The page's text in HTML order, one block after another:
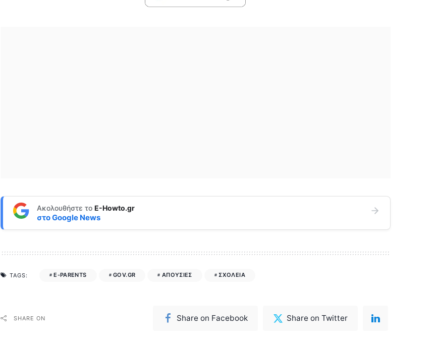
Ακολουθήστε το E-Howto.gr
στοGoogle News
TAGS: E-PARENTS GOV.GR ΑΠΟΥΣΙΕΣ ΣΧΟΛΕΙΑ
SHARE ON Share on Facebook Share on Twitter